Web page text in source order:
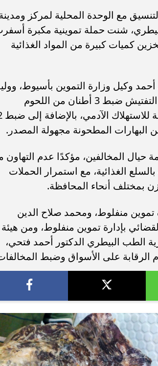
مع الوحدة المحلية لمركز
شنت حملة تموينية مكبرة
كميات كبيرة من المواد الغذائية
وكيل وزارة التموين بأسيوط،
جمال رئيس مركز ومدينة منفلوط، حيث تم خلال أعمال التفتيش ضبط 3 أطنان من اللحوم
والفراخ والكبدة والأسماك
البهارات المطحونة مجهولة المصدر.
حيال المخالفين، مؤكدًا عدم التهاون
الغذائية، مع استمرار الحملات
بمختلف أنحاء المحافظة.
منفلوط، ومحمد صلاح الدين
بإدارة تموين منفلوط، ومن هيئة
الطب البيطري الدكتور أحمد فتحي،
الرقابة على الأسواق وضبط